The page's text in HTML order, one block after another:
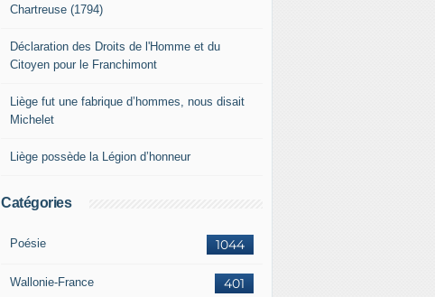
Chartreuse (1794)
Déclaration des Droits de l'Homme et du
Citoyen pour le Franchimont
Liège fut une fabrique d’hommes, nous disait
Michelet
Liège possède la Légion d’honneur
Catégories
1044
Poésie
401
Wallonie-France